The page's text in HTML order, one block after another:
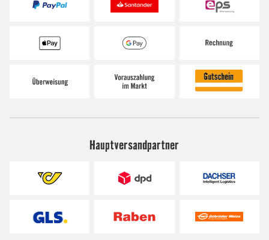
Hauptversandpartner